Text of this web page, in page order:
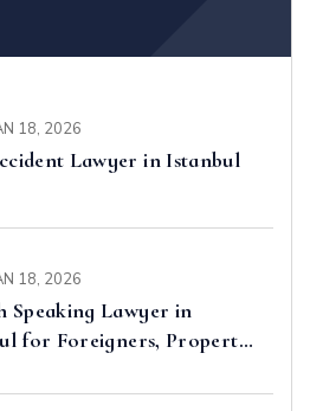
18, 2026
Lawyer in Istanbul
18, 2026
Speaking Lawyer in
for Foreigners, Property,